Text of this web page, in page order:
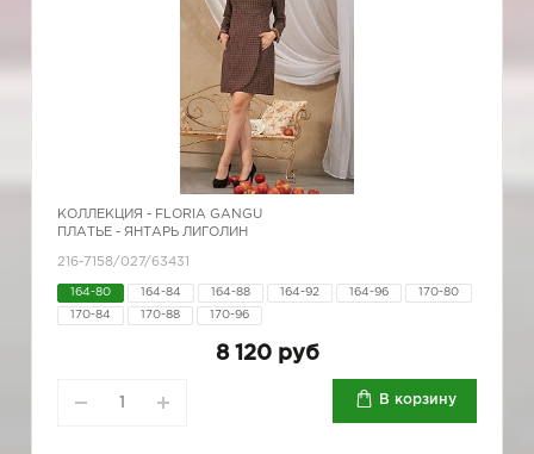
КОЛЛЕКЦИЯ - FLORIA GANGU
ПЛАТЬЕ - ЯНТАРЬ ЛИГОЛИН
216-7158/027/63431
164-80 164-84 164-88 164-92 164-96 170-80
170-84 170-88 170-96
8 120 руб
В корзину